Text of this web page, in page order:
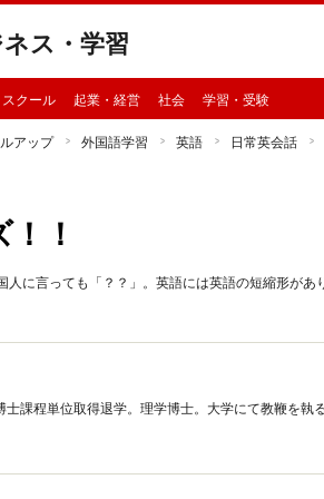
ネス・学習
クール 起業・経営 社会 学習・受験
アップ 外国語学習 英語 日常英会話
！
に言っても「？？」。英語には英語の短縮形があ
課程単位取得退学。理学博士。大学にて教鞭を執